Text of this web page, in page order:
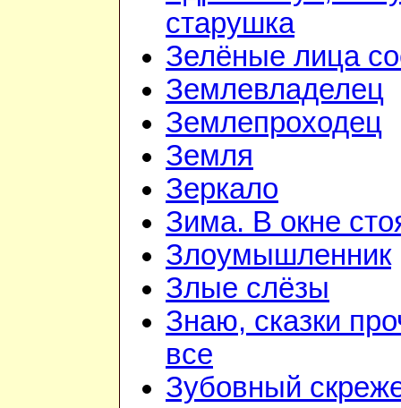
старушка
Зелёные лица
Землевладелец
Землепроходец
Земля
Зеркало
Зима. В окне
Злоумышленник
Злые слёзы
Знаю, сказки
все
Зубовный